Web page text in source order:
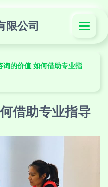
限公司
询的价值 如何借助专业指
借助专业指导